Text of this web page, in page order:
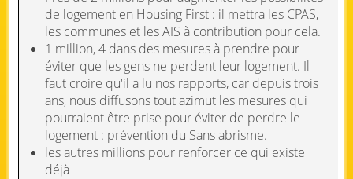
de logement en Housing First : il mettra les CPAS,
les communes et les AIS à contribution pour cela.
1 million, 4 dans des mesures à prendre pour
éviter que les gens ne perdent leur logement. Il
faut croire qu'il a lu nos rapports, car depuis trois
ans, nous diffusons tout azimut les mesures qui
pourraient être prise pour éviter de perdre le
logement : prévention du Sans abrisme.
les autres millions pour renforcer ce qui existe
déjà